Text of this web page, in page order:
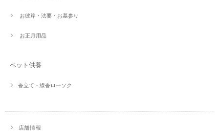
お彼岸・法要・お墓参り
お正月用品
ペット供養
香立て・線香ローソク
店舗情報